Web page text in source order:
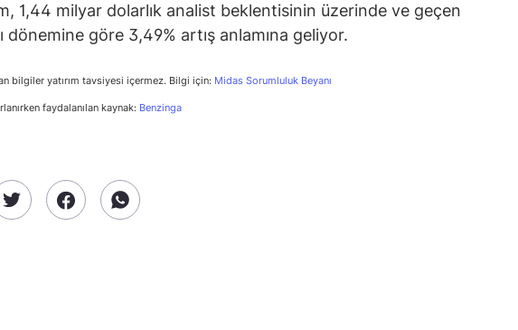
1,44 milyar dolarlık analist beklentisinin üzerinde ve geçen
dönemine göre 3,49% artış anlamına geliyor.
bilgiler yatırım tavsiyesi içermez. Bilgi için: Midas Sorumluluk Beyanı
faydalanılan kaynak: Benzinga